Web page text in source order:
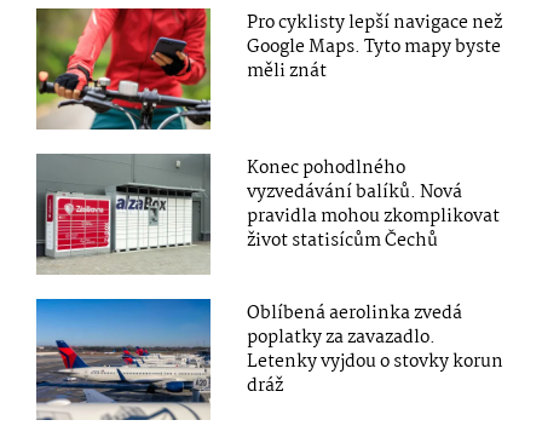
Pro cyklisty lepší navigace než
Google Maps. Tyto mapy byste
měli znát
Konec pohodlného
vyzvedávání balíků. Nová
pravidla mohou zkomplikovat
život statisícům Čechů
Oblíbená aerolinka zvedá
poplatky za zavazadlo.
Letenky vyjdou o stovky korun
dráž